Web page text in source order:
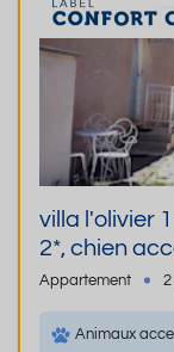
villa l'olivier
2*, chien
parking
Appartement 2
Animaux